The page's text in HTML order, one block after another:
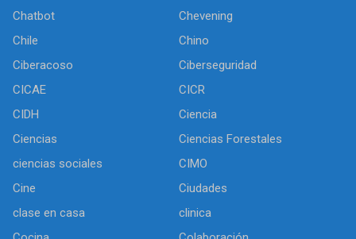
Chatbot
Chevening
Chile
Chino
Ciberacoso
Ciberseguridad
CICAE
CICR
CIDH
Ciencia
Ciencias
Ciencias Forestales
ciencias sociales
CIMO
Cine
Ciudades
clase en casa
clinica